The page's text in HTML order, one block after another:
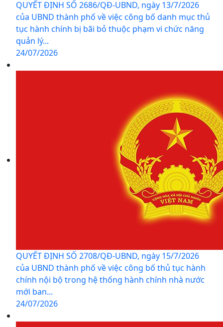
QUYẾT ĐỊNH SỐ 2686/QĐ-UBND, ngày 13/7/2026
của UBND thành phố về việc công bố danh mục thủ
tục hành chính bị bãi bỏ thuộc phạm vi chức năng
quản lý...
24/07/2026
QUYẾT ĐỊNH SỐ 2708/QĐ-UBND, ngày 15/7/2026
của UBND thành phố về việc công bố thủ tục hành
chính nội bộ trong hệ thống hành chính nhà nước
mới ban...
24/07/2026